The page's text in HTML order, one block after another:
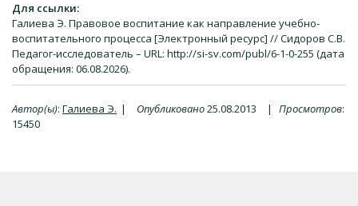
Для ссылки:
Галиева Э. Правовое воспитание как направление учебно-
воспитательного процесса [Электронный ресурс] // Сидоров С.В.
Педагог-исследователь – URL: http://si-sv.com/publ/6-1-0-255 (дата
обращения: 06.08.2026).
Автор(ы): Галиева Э. | Опубликовано25.08.2013 | Просмотров:
15450